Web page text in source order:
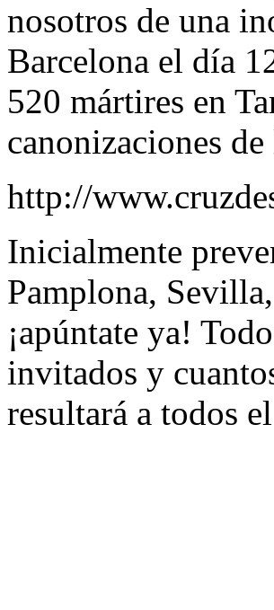
nosotros de una
Barcelona el día
520 mártires en
canonizaciones
http://
Inicialmente
Pamplona,
¡apúntate ya!
invitados y
resultará a todos